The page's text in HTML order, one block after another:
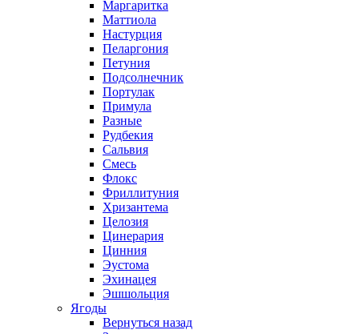
Маргаритка
Маттиола
Настурция
Пеларгония
Петуния
Подсолнечник
Портулак
Примула
Разные
Рудбекия
Сальвия
Смесь
Флокс
Фриллитуния
Хризантема
Целозия
Цинерария
Цинния
Эустома
Эхинацея
Эшшольция
Ягоды
Вернуться назад